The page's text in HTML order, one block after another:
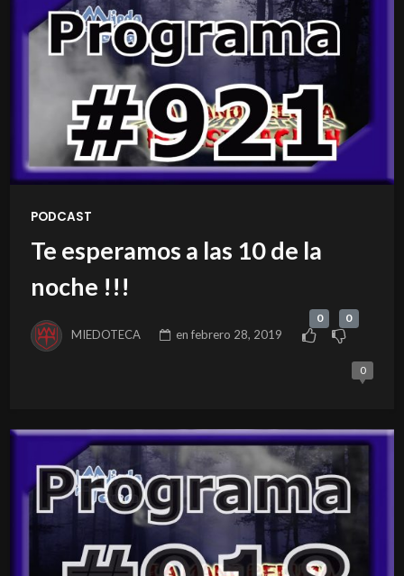
PODCAST
Te esperamos a las 10 de la
noche !!!
MIEDOTECA enfebrero 28, 2019
0 0
0